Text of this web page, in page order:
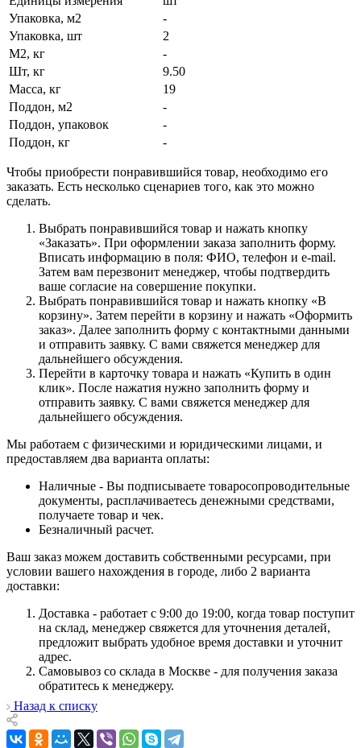
Упаковка, м2
-
Упаковка, шт
2
М2, кг
-
Шт, кг
9.50
Масса, кг
19
Поддон, м2
-
Поддон, упаковок
-
Поддон, кг
-
Чтобы приобрести понравившийся товар, необходимо его
заказать. Есть несколько сценариев того, как это можно
сделать.
Выбрать понравившийся товар и нажать кнопку
«Заказать». При оформлении заказа заполнить форму.
Вписать информацию в поля: ФИО, телефон и e-mail.
Затем вам перезвонит менеджер, чтобы подтвердить
ваше согласие на совершение покупки.
Выбрать понравившийся товар и нажать кнопку «В
корзину». Затем перейти в корзину и нажать «Оформить
заказ». Далее заполнить форму с контактными данными
и отправить заявку. С вами свяжется менеджер для
дальнейшего обсуждения.
Перейти в карточку товара и нажать «Купить в один
клик». После нажатия нужно заполнить форму и
отправить заявку. С вами свяжется менеджер для
дальнейшего обсуждения.
Мы работаем с физическими и юридическими лицами, и
предоставляем два варианта оплаты:
Наличные - Вы подписываете товаросопроводительные
документы, расплачиваетесь денежными средствами,
получаете товар и чек.
Безналичный расчет.
Ваш заказ можем доставить собственными ресурсами, при
условии вашего нахождения в городе, либо 2 варианта
доставки:
Доставка - работает с 9:00 до 19:00, когда товар поступит
на склад, менеджер свяжется для уточнения деталей,
предложит выбрать удобное время доставки и уточнит
адрес.
Самовывоз со склада в Москве - для получения заказа
обратитесь к менеджеру.
Назад к списку